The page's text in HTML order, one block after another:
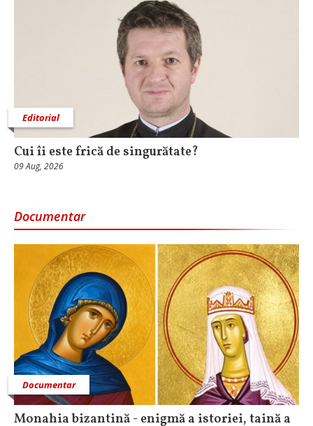
Editorial
Cui îi este frică de singurătate?
09 Aug, 2026
Documentar
Documentar
Monahia bizantină - enigmă a istoriei, taină a